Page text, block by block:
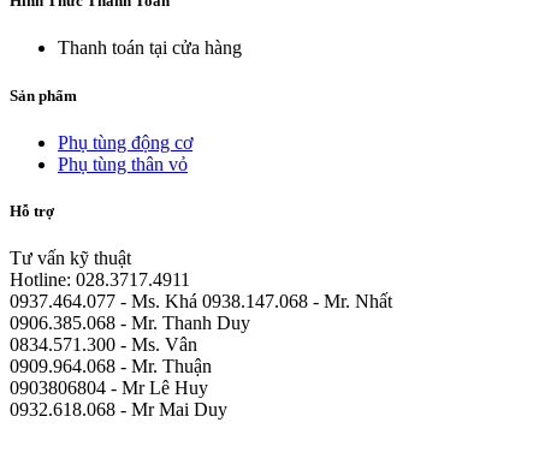
Thanh toán tại cửa hàng
Sản phẩm
Phụ tùng động cơ
Phụ tùng thân vỏ
Hỗ trợ
Tư vấn kỹ thuật
Hotline: 028.3717.4911
0937.464.077 - Ms. Khá 0938.147.068 - Mr. Nhất
0906.385.068 - Mr. Thanh Duy
0834.571.300 - Ms. Vân
0909.964.068 - Mr. Thuận
0903806804 - Mr Lê Huy
0932.618.068 - Mr Mai Duy